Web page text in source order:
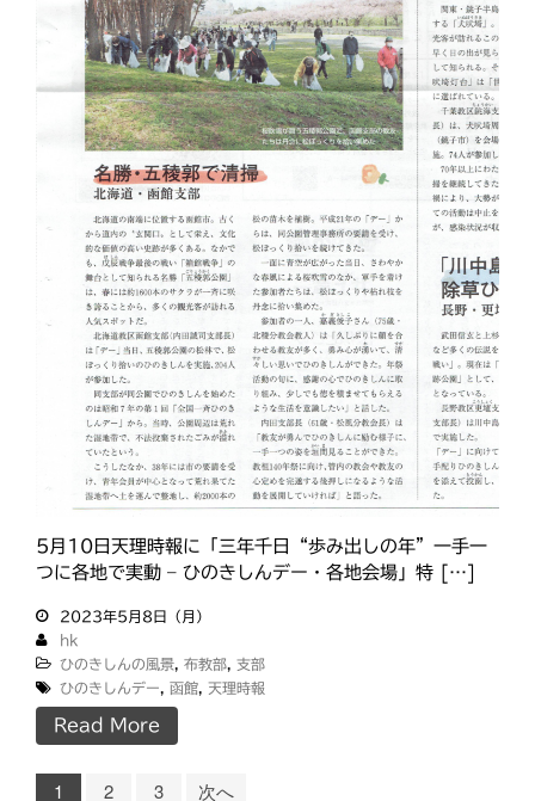
5月10日天理時報に「三年千日“歩み出しの年”一手一
つに各地で実動 – ひのきしんデー・各地会場」特 […]
2023年5月8日（月）
hk
ひのきしんの風景
布教部
支部
ひのきしんデー
函館 天理時報
Read More
1 2 3 次へ